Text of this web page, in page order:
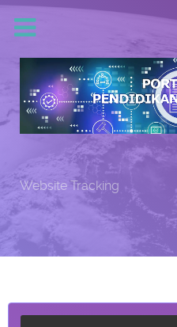
Website Tracking